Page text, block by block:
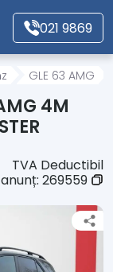
021 9869
GLE 63 AMG
4M
TVA Deductibil
269559